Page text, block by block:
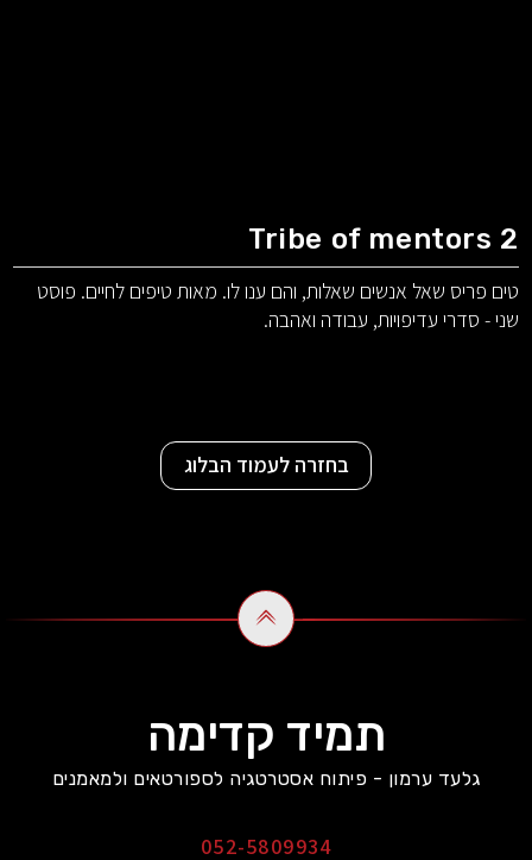
Tribe of mentors 2
טים פריס שאל אנשים שאלות, והם ענו לו. מאות טיפים לחיים. פוסט
שני - סדרי עדיפויות, עבודה ואהבה.
בחזרה לעמוד הבלוג
תמיד קדימה
גלעד ערמון - פיתוח אסטרטגיה לספורטאים ולמאמנים
052-5809934